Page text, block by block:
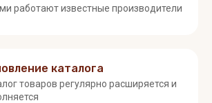
работают известные производители
каталога
товаров регулярно расширяется и